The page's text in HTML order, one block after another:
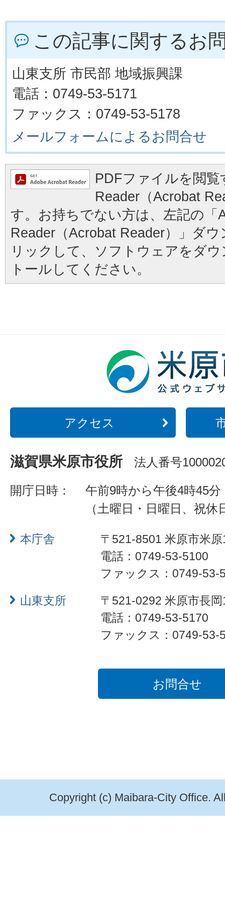
この記事に関するお
山東支所 市民部 地域振興課
電話：0749-53-5171
ファックス：0749-53-5178
メールフォームによるお問合せ
PDFファイルを閲
Reader（Acrobat
す。お持ちでない方は、左記の「
Reader（Acrobat Reader）」ダ
リックして、ソフトウェアをダ
トールしてください。
アクセス
滋賀県米原市役所 法人番号
開庁日時：
午前9時から午後4時45分
（土曜日・日曜日、祝
本庁舎
〒521-8501 米原市米
電話：0749-53-5100
ファックス：0749-53-
山東支所
〒521-0292 米原市長
電話：0749-53-5170
ファックス：0749-53-
お問合せ
Copyright (c) Maibara-City Office.